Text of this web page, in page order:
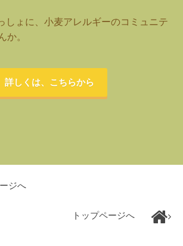
しょに、小麦アレルギーのコミュニテ
か。
詳しくは、こちらから
ジへ
トップページへ